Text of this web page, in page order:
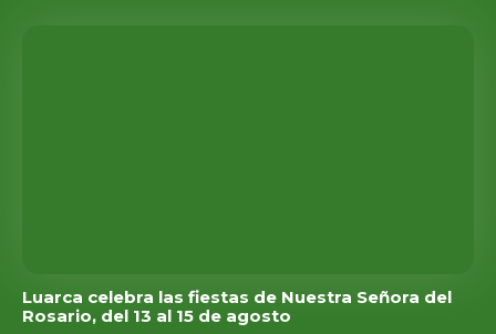
Luarca celebra las fiestas de Nuestra Señora del
Rosario, del 13 al 15 de agosto